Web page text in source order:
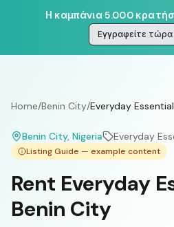
Η καμπάνια 5.000
Εγγραφείτε τώρα
Home/Benin City/Everyday
Benin City, Nigeria Everyday
Listing Guide — example content
Rent Everyday
Benin City